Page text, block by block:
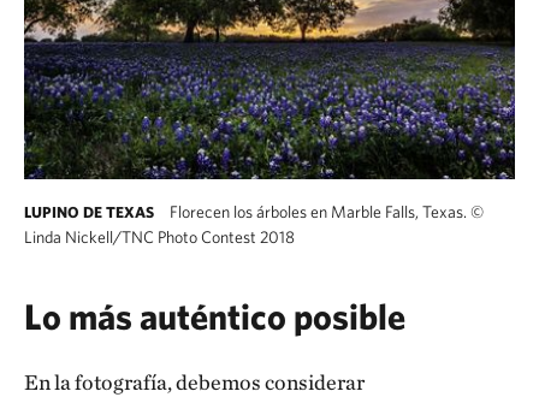
LUPINO DE TEXAS Florecen los árboles en Marble Falls, Texas. ©
Linda Nickell/TNC Photo Contest 2018
Lo más auténtico posible
En la fotografía, debemos considerar